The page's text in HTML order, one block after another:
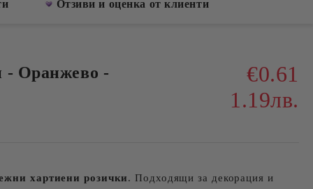
Отзиви и оценка от клиенти
- Оранжево -
€0.61
1.19лв.
хартиeни розички. Подходящи за декорация и